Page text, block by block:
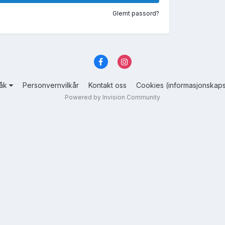
Glemt passord?
Personvernvilkår Kontakt oss Cookies
Powered by Invision Community